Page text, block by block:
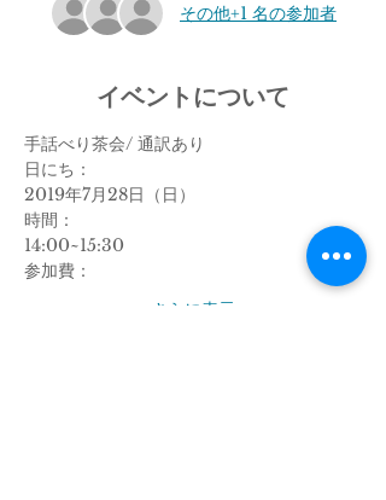
その他+1 名の参加者
イベントについて
手話べり茶会/ 通訳あり
日にち：
2019年7月28日（日）
時間：
14:00~15:30
参加費：
さらに表示